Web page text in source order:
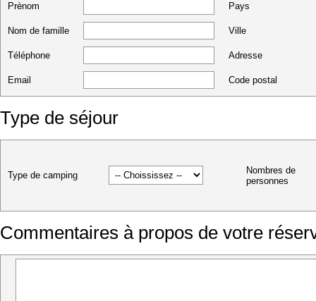
Prènom Pays
Nom de famille Ville
Téléphone Adresse
Email Code postal
Type de séjour
Type de camping
Nombres de
personnes
Commentaires à propos de votre